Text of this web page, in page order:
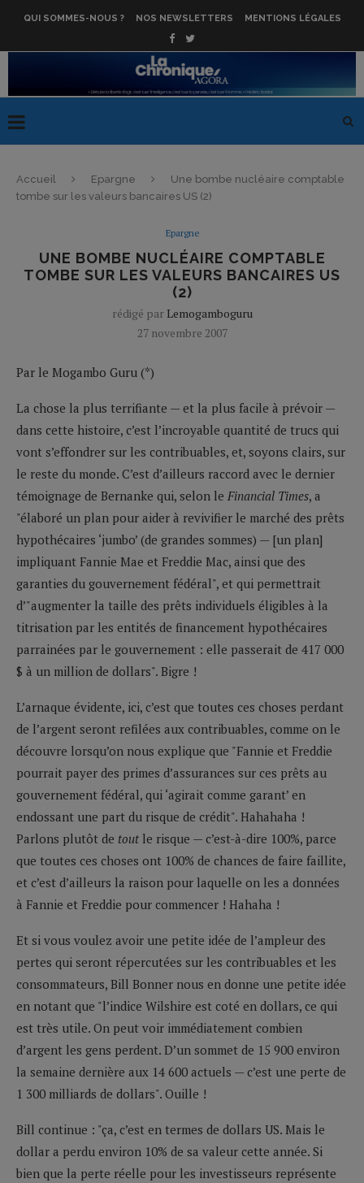
QUI SOMMES-NOUS ? NOS NEWSLETTERS MENTIONS LÉGALES
Accueil Epargne
Une bombe nucléaire comptable
tombe sur les valeurs bancaires US (2)
Epargne
UNE BOMBE NUCLÉAIRE COMPTABLE
TOMBE SUR LES VALEURS BANCAIRES US
(2)
rédigé par Lemogamboguru
27 novembre 2007
Par le Mogambo Guru (*)
La chose la plus terrifiante — et la plus facile à prévoir —
dans cette histoire, c’est l’incroyable quantité de trucs qui
vont s’effondrer sur les contribuables, et, soyons clairs, sur
le reste du monde. C’est d’ailleurs raccord avec le dernier
témoignage de Bernanke qui, selon le Financial Times, a
"élaboré un plan pour aider à revivifier le marché des prêts
hypothécaires ‘jumbo’ (de grandes sommes) — [un plan]
impliquant Fannie Mae et Freddie Mac, ainsi que des
garanties du gouvernement fédéral", et qui permettrait
d’"augmenter la taille des prêts individuels éligibles à la
titrisation par les entités de financement hypothécaires
parrainées par le gouvernement : elle passerait de 417 000
$ à un million de dollars". Bigre !
L’arnaque évidente, ici, c’est que toutes ces choses perdant
de l’argent seront refilées aux contribuables, comme on le
découvre lorsqu’on nous explique que "Fannie et Freddie
pourrait payer des primes d’assurances sur ces prêts au
gouvernement fédéral, qui ‘agirait comme garant’ en
endossant une part du risque de crédit". Hahahaha !
Parlons plutôt de tout le risque — c’est-à-dire 100%, parce
que toutes ces choses ont 100% de chances de faire faillite,
et c’est d’ailleurs la raison pour laquelle on les a données
à Fannie et Freddie pour commencer ! Hahaha !
Et si vous voulez avoir une petite idée de l’ampleur des
pertes qui seront répercutées sur les contribuables et les
consommateurs, Bill Bonner nous en donne une petite idée
en notant que "l’indice Wilshire est coté en dollars, ce qui
est très utile. On peut voir immédiatement combien
d’argent les gens perdent. D’un sommet de 15 900 environ
la semaine dernière aux 14 600 actuels — c’est une perte de
1 300 milliards de dollars". Ouille !
Bill continue : "ça, c’est en termes de dollars US. Mais le
dollar a perdu environ 10% de sa valeur cette année. Si
bien que la perte réelle pour les investisseurs représente